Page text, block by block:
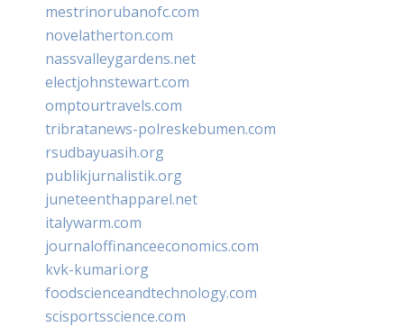
mestrinorubanofc.com
novelatherton.com
nassvalleygardens.net
electjohnstewart.com
omptourtravels.com
tribratanews-polreskebumen.com
rsudbayuasih.org
publikjurnalistik.org
juneteenthapparel.net
italywarm.com
journaloffinanceeconomics.com
kvk-kumari.org
foodscienceandtechnology.com
scisportsscience.com